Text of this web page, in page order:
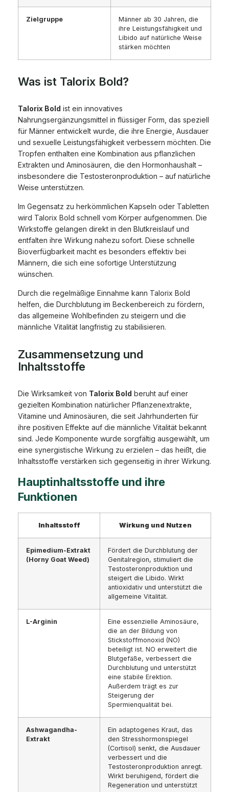
Zielgruppe
Männer ab 30 Jahren, die
ihre Leistungsfähigkeit und
Libido auf natürliche Weise
stärken möchten
Was ist Talorix Bold?
Talorix Bold ist ein innovatives
Nahrungsergänzungsmittel in flüssiger Form, das speziell
für Männer entwickelt wurde, die ihre Energie, Ausdauer
und sexuelle Leistungsfähigkeit verbessern möchten. Die
Tropfen enthalten eine Kombination aus pflanzlichen
Extrakten und Aminosäuren, die den Hormonhaushalt –
insbesondere die Testosteronproduktion – auf natürliche
Weise unterstützen.
Im Gegensatz zu herkömmlichen Kapseln oder Tabletten
wird Talorix Bold schnell vom Körper aufgenommen. Die
Wirkstoffe gelangen direkt in den Blutkreislauf und
entfalten ihre Wirkung nahezu sofort. Diese schnelle
Bioverfügbarkeit macht es besonders effektiv bei
Männern, die sich eine sofortige Unterstützung
wünschen.
Durch die regelmäßige Einnahme kann Talorix Bold
helfen, die Durchblutung im Beckenbereich zu fördern,
das allgemeine Wohlbefinden zu steigern und die
männliche Vitalität langfristig zu stabilisieren.
Zusammensetzung und
Inhaltsstoffe
Die Wirksamkeit von Talorix Bold beruht auf einer
gezielten Kombination natürlicher Pflanzenextrakte,
Vitamine und Aminosäuren, die seit Jahrhunderten für
ihre positiven Effekte auf die männliche Vitalität bekannt
sind. Jede Komponente wurde sorgfältig ausgewählt, um
eine synergistische Wirkung zu erzielen – das heißt, die
Inhaltsstoffe verstärken sich gegenseitig in ihrer Wirkung.
Hauptinhaltsstoffe und ihre
Funktionen
Inhaltsstoff Wirkung und Nutzen
Epimedium-Extrakt
(Horny Goat Weed)
Fördert die Durchblutung der
Genitalregion, stimuliert die
Testosteronproduktion und
steigert die Libido. Wirkt
antioxidativ und unterstützt die
allgemeine Vitalität.
L-Arginin
Eine essenzielle Aminosäure,
die an der Bildung von
Stickstoffmonoxid (NO)
beteiligt ist. NO erweitert die
Blutgefäße, verbessert die
Durchblutung und unterstützt
eine stabile Erektion.
Außerdem trägt es zur
Steigerung der
Spermienqualität bei.
Ashwagandha-
Extrakt
Ein adaptogenes Kraut, das
den Stresshormonspiegel
(Cortisol) senkt, die Ausdauer
verbessert und die
Testosteronproduktion anregt.
Wirkt beruhigend, fördert die
Regeneration und unterstützt